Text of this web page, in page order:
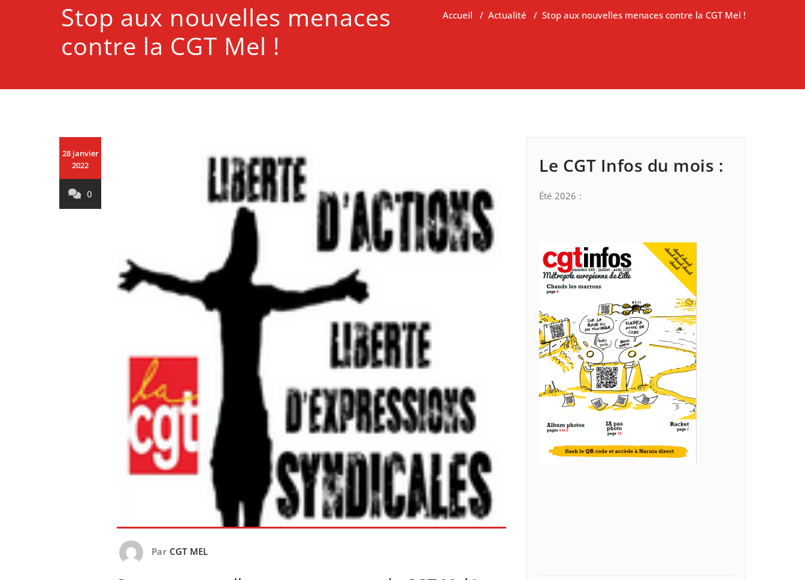
Stop aux nouvelles menaces
contre la CGT Mel !
Accueil / Actualité / Stop aux nouvelles menaces contre la CGT Mel !
28 janvier
2022
0
Par CGT MEL
Le CGT Infos du mois :
Été 2026 :